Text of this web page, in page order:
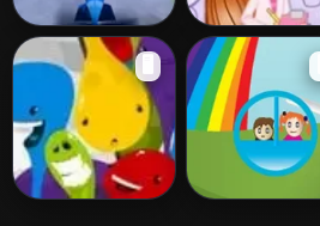
Submarine 3D
Racing
Soda Pop Girls